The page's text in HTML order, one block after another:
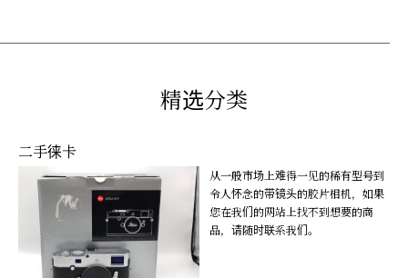
精选分类
二手徕卡
从一般市场上难得一见的稀有型号到
令人怀念的带镜头的胶片相机，如果
您在我们的网站上找不到想要的商
品，请随时联系我们。